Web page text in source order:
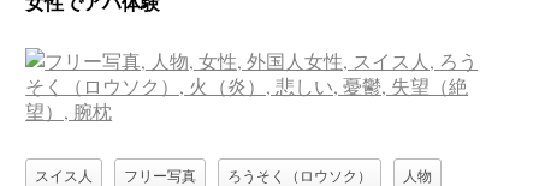
スイス人 フリー写真 ろうそく（ロウソク） 人物